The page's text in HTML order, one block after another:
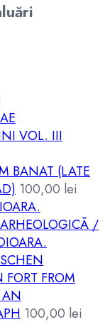
VOL. III
BANAT (LATE
100,00 lei
/
FROM
AN
100,00 lei